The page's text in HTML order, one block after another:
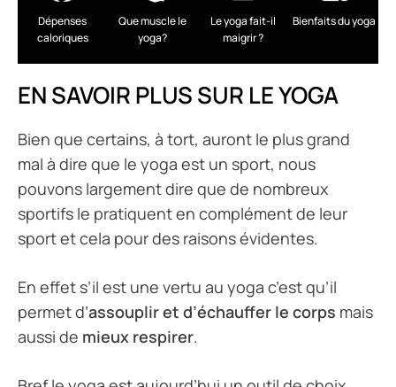
Dépenses
caloriques
Que muscle le
yoga?
Le yoga fait-il
maigrir ?
Bienfaits du yoga
EN SAVOIR PLUS SUR LE YOGA
Bien que certains, à tort, auront le plus grand
mal à dire que le yoga est un sport, nous
pouvons largement dire que de nombreux
sportifs le pratiquent en complément de leur
sport et cela pour des raisons évidentes.
En effet s’il est une vertu au yoga c’est qu’il
permet d’assouplir et d’échauffer le corps mais
aussi de mieux respirer.